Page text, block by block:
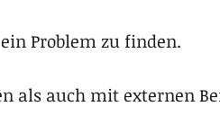
Problem zu finden.
als auch mit externen